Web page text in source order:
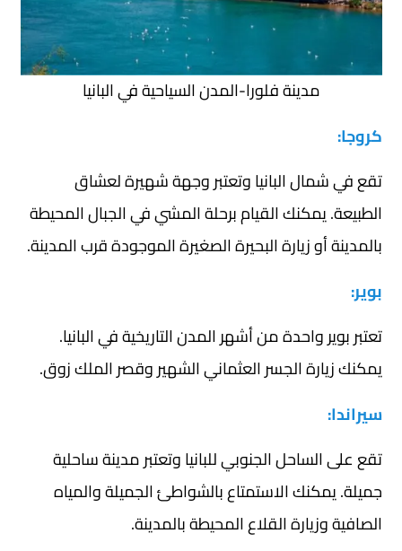
مدينة فلورا-المدن السياحية في البانيا
كروجا:
تقع في شمال البانيا وتعتبر وجهة شهيرة لعشاق
الطبيعة. يمكنك القيام برحلة المشي في الجبال المحيطة
بالمدينة أو زيارة البحيرة الصغيرة الموجودة قرب المدينة.
بوير:
تعتبر بوير واحدة من أشهر المدن التاريخية في البانيا.
يمكنك زيارة الجسر العثماني الشهير وقصر الملك زوق.
سيراندا:
تقع على الساحل الجنوبي للبانيا وتعتبر مدينة ساحلية
جميلة. يمكنك الاستمتاع بالشواطئ الجميلة والمياه
الصافية وزيارة القلاع المحيطة بالمدينة.